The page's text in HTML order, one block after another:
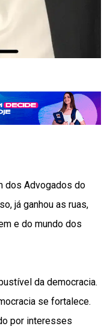
dos Advogados do
já ganhou as ruas,
e do mundo dos
da democracia.
se fortalece.
por interesses